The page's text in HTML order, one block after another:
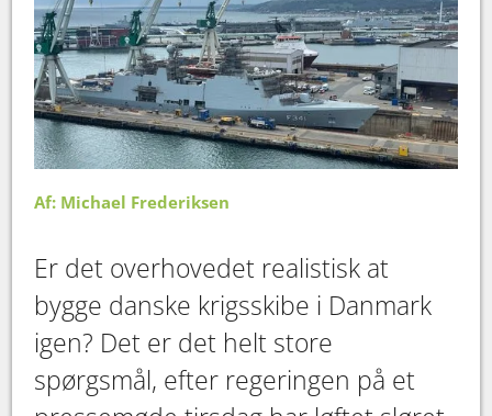
Af: Michael Frederiksen
Er det overhovedet realistisk at
bygge danske krigsskibe i Danmark
igen? Det er det helt store
spørgsmål, efter regeringen på et